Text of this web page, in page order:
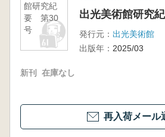
館研究紀
要 第30
号
出光美術館研究
発行元： 出光美術館
出版年： 2025/03
新刊 在庫なし
再入荷メール